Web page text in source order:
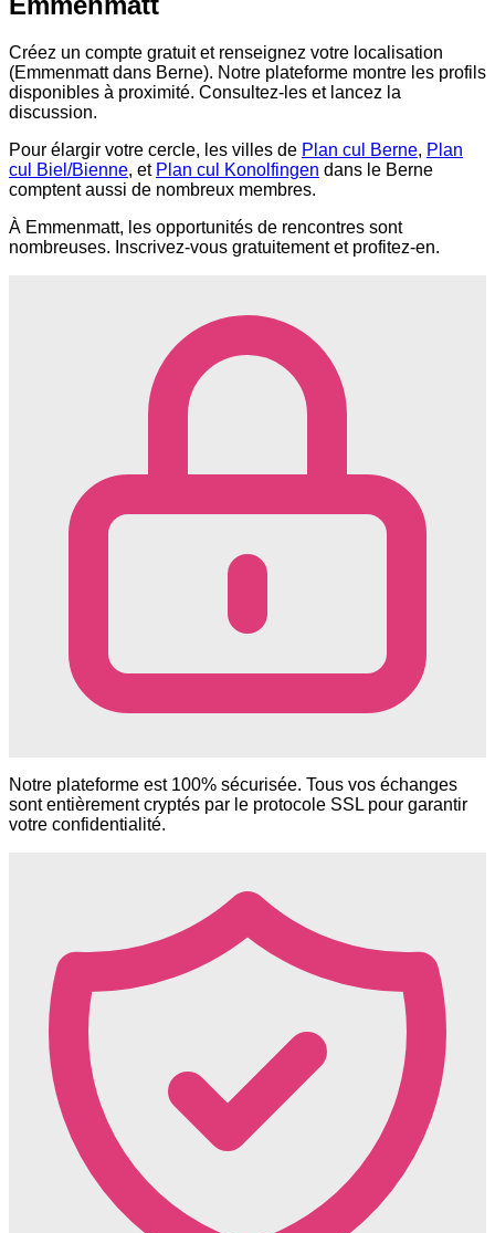
Créez un compte gratuit et renseignez votre localisation
(Emmenmatt dans Berne). Notre plateforme montre les profils
disponibles à proximité. Consultez-les et lancez la
discussion.
Pour élargir votre cercle, les villes de Plan cul Berne, Plan
cul Biel/Bienne, et Plan cul Konolfingen dans le Berne
comptent aussi de nombreux membres.
À Emmenmatt, les opportunités de rencontres sont
nombreuses. Inscrivez-vous gratuitement et profitez-en.
Notre plateforme est 100% sécurisée. Tous vos échanges
sont entièrement cryptés par le protocole SSL pour garantir
votre confidentialité.